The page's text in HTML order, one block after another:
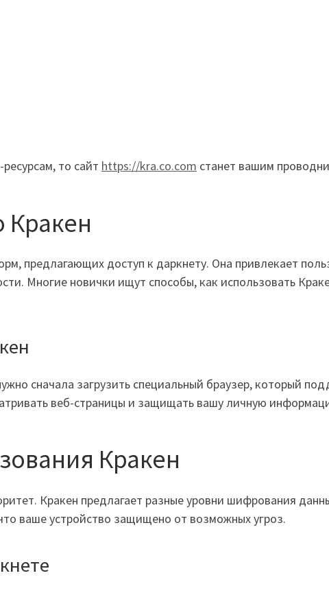
то сайт https://kra.co.com станет вашим
предлагающих доступ к даркнету. Она привлекает
Многие новички ищут способы, как использовать
сначала загрузить специальный браузер, который
веб-страницы и защищать вашу личную
Кракен
Кракен предлагает разные уровни шифрования
ваше устройство защищено от возможных угроз.